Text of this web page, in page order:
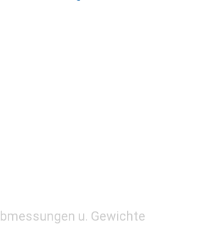
u. Gewichte